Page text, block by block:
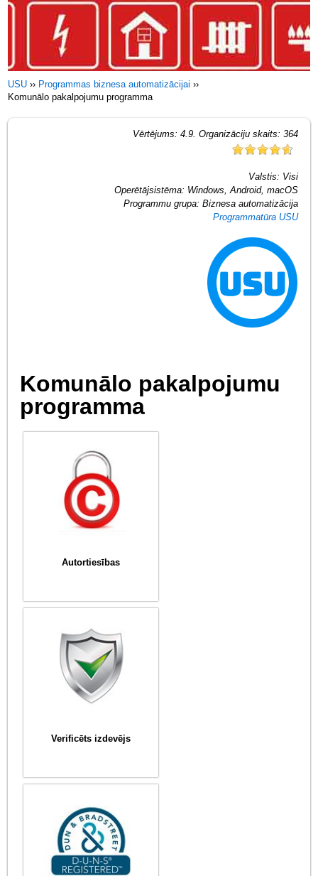
USU ›› Programmas biznesa automatizācijai ››
Komunālo pakalpojumu programma
Vērtējums: 4.9. Organizāciju skaits: 364
Valstis: Visi
Operētājsistēma: Windows, Android, macOS
Programmu grupa: Biznesa automatizācija
Programmatūra USU
Komunālo pakalpojumu
programma
Autortiesības
Verificēts izdevējs